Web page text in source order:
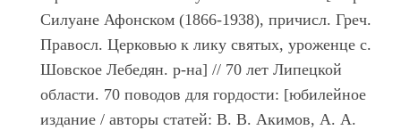
Силуане Афонском (1866-1938), причисл. Греч.
Правосл. Церковью к лику святых, уроженце с.
Шовское Лебедян. р-на] // 70 лет Липецкой
области. 70 поводов для гордости: [юбилейное
издание / авторы статей: В. В. Акимов, А. А.